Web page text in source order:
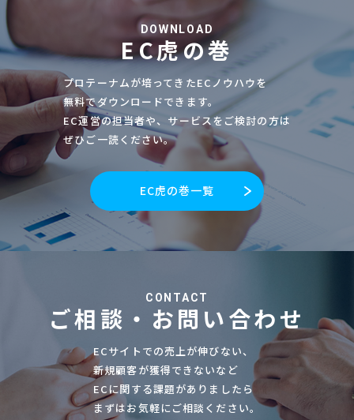
DOWNLOAD
EC虎の巻
プロテーナムが培ってきたECノウハウを
無料でダウンロードできます。
EC運営の担当者や、サービスをご検討の方は
ぜひご一読ください。
EC虎の巻一覧
CONTACT
ご相談・お問い合わせ
ECサイトでの売上が伸びない、
新規顧客が獲得できないなど
ECに関する課題がありましたら
まずはお気軽にご相談ください。